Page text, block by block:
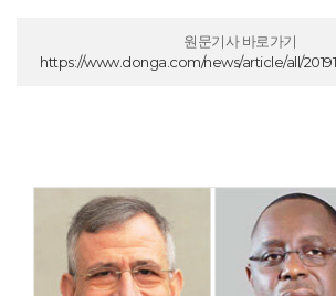
원문기사 바로가기
https://www.donga.com/news/article/all/